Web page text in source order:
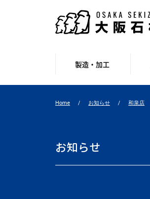
製造・加工
Home お知らせ 和泉店
お知らせ